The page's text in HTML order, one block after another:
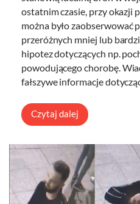
ostatnim czasie, przy okazji
można było zaobserwować
przeróżnych mniej lub
hipotez dotyczących np.
powodującego chorobę.
fałszywe informacje
Czytaj dalej